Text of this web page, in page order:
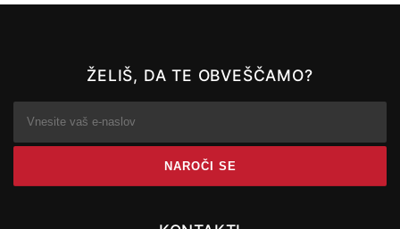
ŽELIŠ, DA TE OBVEŠČAMO?